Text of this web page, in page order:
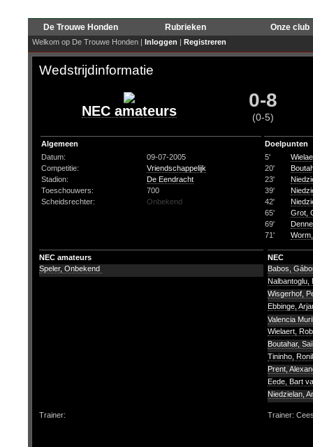
De Trouwe Honden Rubrieken Onze club
Welkom op De Trouwe Honden | Inloggen | Registreren
Wedstrijdinformatie
NEC amateurs 0-8
(0-5)
Algemeen
Datum:
09-07-2005
Competitie:
Vriendschappelijk
Stadion:
De Eendracht
Toeschouwers:
700
Scheidsrechter:
Onbekend
Doelpunten
5'
20'
23'
39'
42'
65'
Grot,
69'
71'
NEC amateurs
NEC
Speler, Onbekend
Babos,
Nalbantoglu,
Wisgerhof,
Ebbinge,
Valencia
Wielaert,
Boutahar,
Tininho,
Prent,
Eede, Bart
Niedzielan,
Trainer: Trainer: